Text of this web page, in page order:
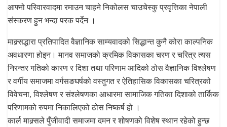
आफ्नो परिवारवादमा रमाउन चाहने निकोलस चाउचेस्कु प्रवृत्तिका नेपाली
संस्करण हुन भन्दा परक पर्देन ।
माक्र्सद्धारा प्रतिपादित वैज्ञानिक साम्यवादको सिद्धान्त कुनै कोरा काल्पनिक
अवधारणा होइन। मानव समाजको क्रमिक विकासका चरण र चरित्र त्यस
निरन्तर गतिको कारण र दिशा तथा परिणाम आदिको ठोस वैज्ञानिक विश्लेषण
र वर्गीय समाजमा वर्गसङघर्षको वस्तुगत र ऐतिहासिक विकासका चरित्रको
विवेचना, विश्लेषण र संश्लेषणका आधारमा सामाजिक गतिका दिशाको तार्किक
परिणामको रुपमा निकालिएको ठोस निष्कर्ष हो ।
कार्ल माक्र्सले पुँजीवादी समाजमा दमन र शोषणको विशेष स्थान रहेको हुन्छ